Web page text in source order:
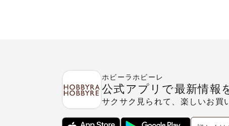
ホビーラホビーレ
公式アプリで最新情報
サクサク見られて、楽しいお買